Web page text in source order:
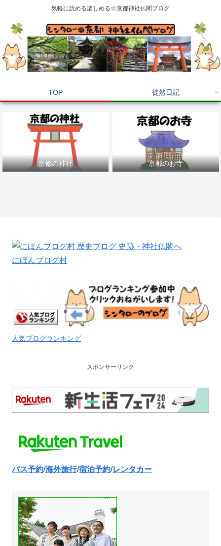
気軽に読める楽しめる☆京都神社仏閣ブログ
TOP 徒然日記
京都の神社 京都のお寺
にほんブログ村
人気ブログランキング
スポンサーリンク
バス予約/海外旅行/宿泊予約/レンタカー